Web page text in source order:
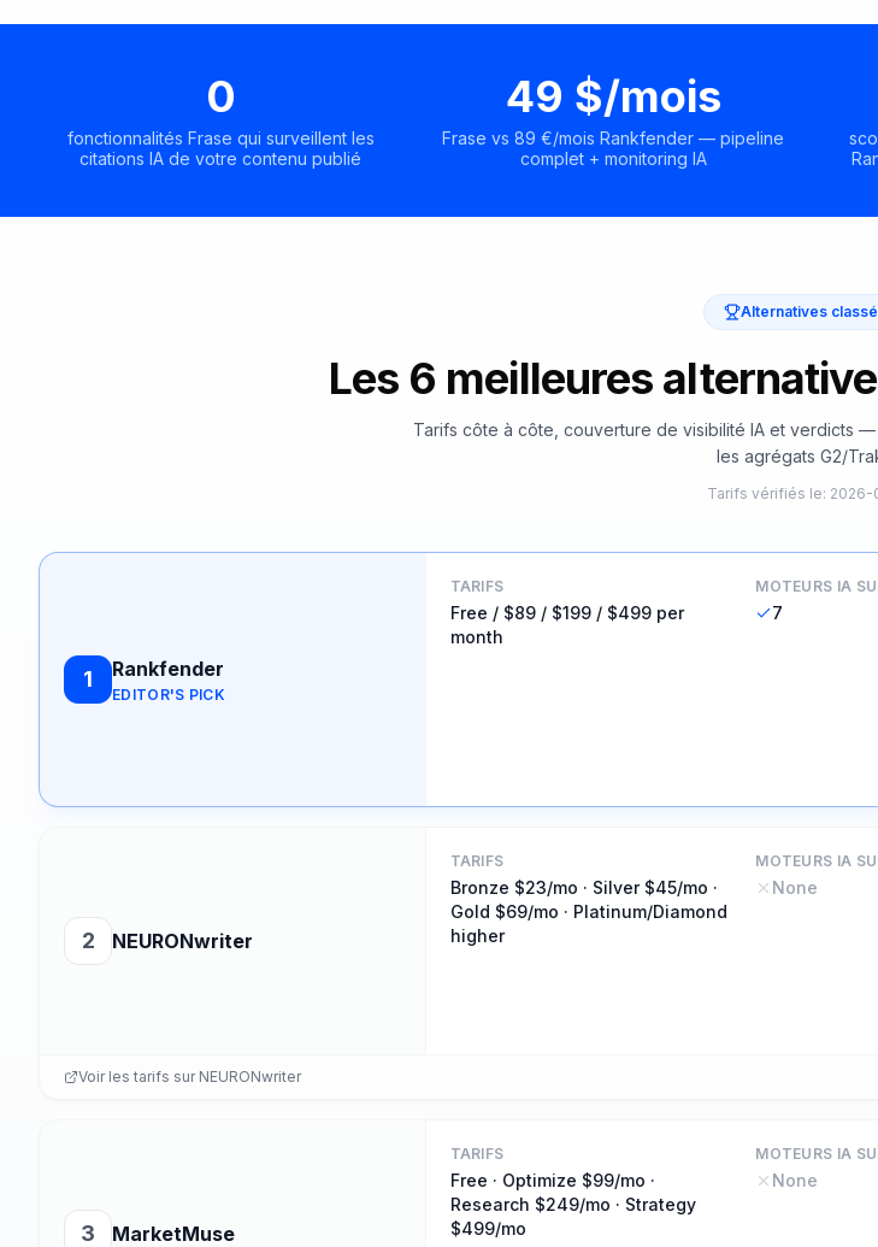
0
fonctionnalités Frase qui surveillent les
citations IA de votre contenu publié
49 $/mois
Frase vs 89 €/mois Rankfender — pipeline
complet + monitoring IA
Alternatives
Les 6 meilleures
Tarifs côte à côte, couverture de visibilité IA et verdicts
les agrégats G2/
Tarifs vérifiés le: 2026-
1 Rankfender
EDITOR'S PICK
TARIFS
Free / $89 / $199 / $499 per
month
MOTEURS IA
7
2 NEURONwriter
TARIFS
Bronze $23/mo · Silver $45/mo ·
Gold $69/mo · Platinum/Diamond
higher
MOTEURS IA
None
Voir les tarifs sur NEURONwriter
3 MarketMuse
TARIFS
Free · Optimize $99/mo ·
Research $249/mo · Strategy
$499/mo
MOTEURS IA
None